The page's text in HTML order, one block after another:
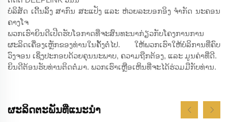
ບໍລິສັດ ເດີ້ນລິ້ງ ສາກົນ ສະແປັງ ແລະ ຫ່ວຍລະບອກອິງ ຈຳກັດ ນະຄອນ
ຄາງໂຈ
ພວກເຮົາຍິນດີເປີດຮັບໂອກາດທີ່ຈະສົນທະນາກ່ຽວກັບໂຄງການການ
ຜະລິດເຄື່ອງເຫຼັກຂອງທ່ານໃນຄັ້ງຕໍ່ໄປ. ໃຫ້ພວກເຮົາໃຫ້ບໍລິການທີ່ຄົບ
ວົງຈອນ ເຊິ່ງປະກອບດ້ວຍຄຸນນະພາບ, ຄວາມຖືກຕ້ອງ, ແລະ ມູນຄ່າທີ່ດີ.
ຍິນດີຕ້ອນຮັບທ່ານຕິດຕໍ່ມາ. ພວກເຮົາເຫຼືອເຫິນທີ່ຈະໄດ້ຮ່ວມມືກັບທ່ານ.
ຜະລິດຕະພັນທີ່ແນະນຳ